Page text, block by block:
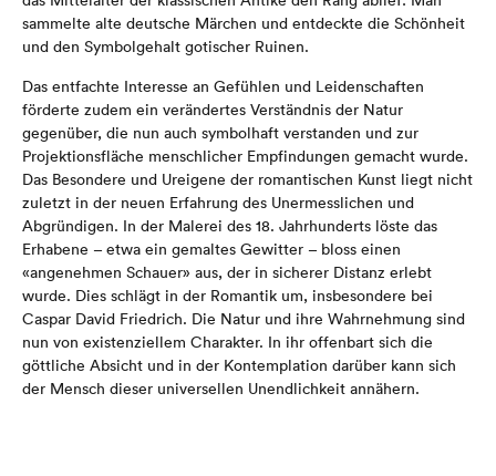
sammelte alte deutsche Märchen und entdeckte die Schönheit
und den Symbolgehalt gotischer Ruinen.
Das entfachte Interesse an Gefühlen und Leidenschaften
förderte zudem ein verändertes Verständnis der Natur
gegenüber, die nun auch symbolhaft verstanden und zur
Projektionsfläche menschlicher Empfindungen gemacht wurde.
Das Besondere und Ureigene der romantischen Kunst liegt nicht
zuletzt in der neuen Erfahrung des Unermesslichen und
Abgründigen. In der Malerei des 18. Jahrhunderts löste das
Erhabene – etwa ein gemaltes Gewitter – bloss einen
«angenehmen Schauer» aus, der in sicherer Distanz erlebt
wurde. Dies schlägt in der Romantik um, insbesondere bei
Caspar David Friedrich. Die Natur und ihre Wahrnehmung sind
nun von existenziellem Charakter. In ihr offenbart sich die
göttliche Absicht und in der Kontemplation darüber kann sich
der Mensch dieser universellen Unendlichkeit annähern.